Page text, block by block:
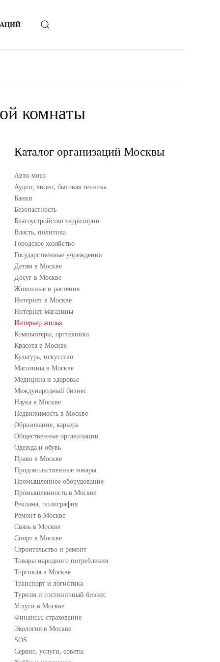
комнаты
Каталог организаций Москвы
Авто-мото
Аудио, видео, бытовая техника
Банки
Безопастность
Благоустройство территории
Власть, политика
Городское хозяйство
Государственные учреждения
Детям в Москве
Досуг в Москве
Животные и растения
Интернет в Москве
Интернет-магазины
Интерьер жилья
Компьютеры, оргтехника
Красота в Москве
Культура, искусство
Магазины в Москве
Медицина и здоровье
Международный бизнес
Наука в Москве
Недвижимость в Москве
Образование, карьера
Общественные организации
Одежда и обувь
Право в Москве
Продовольственные товары
Промышленное оборудование
Промышленность в Москве
Реклама, полиграфия
Ремонт в Москве
Связь в Москве
Спорт в Москве
Строительство и ремонт
Товары народного потребления
Торговля в Москве
Транспорт и логистика
Туризм и гостиничный бизнес
Услуги в Москве
Финансы, страхование
Экология в Москве
SOS
Сервис, услуги, советы